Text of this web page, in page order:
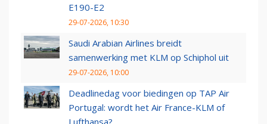
E190-E2
29-07-2026, 10:30
Saudi Arabian Airlines breidt
samenwerking met KLM op Schiphol uit
29-07-2026, 10:00
Deadlinedag voor biedingen op TAP Air
Portugal: wordt het Air France-KLM of